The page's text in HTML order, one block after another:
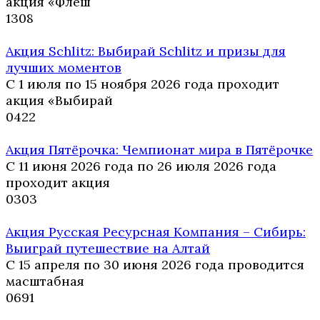
1308
Акция Schlitz: Выбирай Schlitz и призы для
лучших моментов
С 1 июля по 15 ноября 2026 года проходит
акция «Выбирай
0422
Акция Пятёрочка: Чемпионат мира в Пятёрочке
С 11 июня 2026 года по 26 июля 2026 года
проходит акция
0303
Акция Русская Ресурсная Компания – Сибирь:
Выиграй путешествие на Алтай
С 15 апреля по 30 июня 2026 года проводится
масштабная
0691